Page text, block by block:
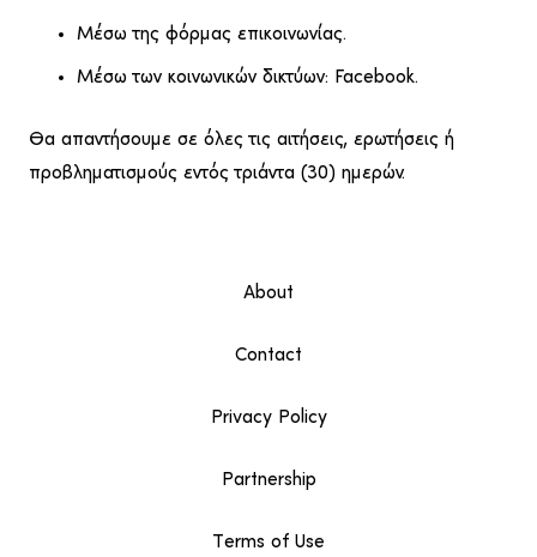
Μέσω της φόρμας επικοινωνίας.
Μέσω των κοινωνικών δικτύων: Facebook.
Θα απαντήσουμε σε όλες τις αιτήσεις, ερωτήσεις ή
προβληματισμούς εντός τριάντα (30) ημερών.
About
Contact
Privacy Policy
Partnership
Terms of Use